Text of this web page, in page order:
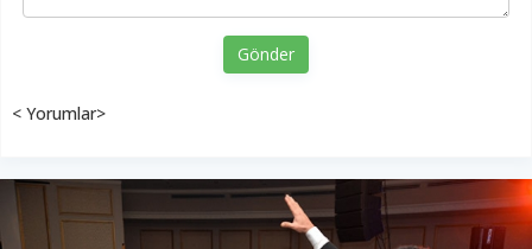
Gönder
< Yorumlar>